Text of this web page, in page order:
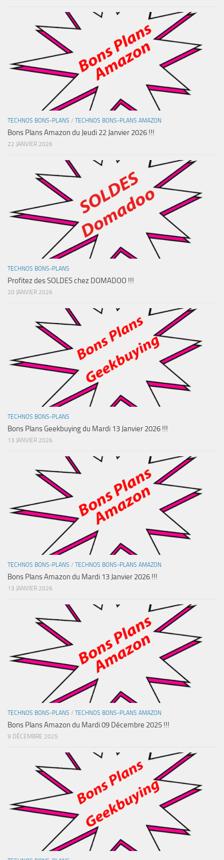
TECHNOS BONS-PLANS / TECHNOS BONS-PLANS AMAZON
Bons Plans Amazon du Jeudi 22 Janvier 2026 !!!
22 JANVIER 2026
TECHNOS BONS-PLANS
Profitez des SOLDES chez DOMADOO !!!
20 JANVIER 2026
TECHNOS BONS-PLANS
Bons Plans Geekbuying du Mardi 13 Janvier 2026 !!!
13 JANVIER 2026
TECHNOS BONS-PLANS / TECHNOS BONS-PLANS AMAZON
Bons Plans Amazon du Mardi 13 Janvier 2026 !!!
13 JANVIER 2026
TECHNOS BONS-PLANS / TECHNOS BONS-PLANS AMAZON
Bons Plans Amazon du Mardi 09 Décembre 2025 !!!
9 DÉCEMBRE 2025